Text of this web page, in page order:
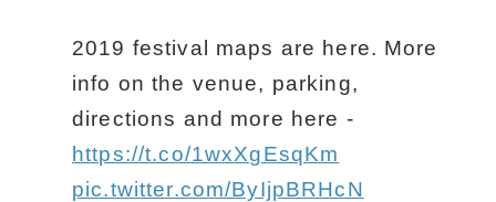
2019 festival maps are here. More
info on the venue, parking,
directions and more here -
https://t.co/1wxXgEsqKm
pic.twitter.com/ByIjpBRHcN